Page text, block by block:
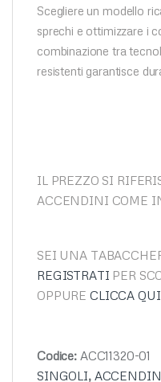
Scegliere un modello
sprechi e ottimizzare i
combinazione tra
resistenti garantisce
IL PREZZO SI
ACCENDINI COME
SEI UNA
REGISTRATI PER
OPPURE CLICCA QUI
Codice: ACC11320-01
SINGOLI,